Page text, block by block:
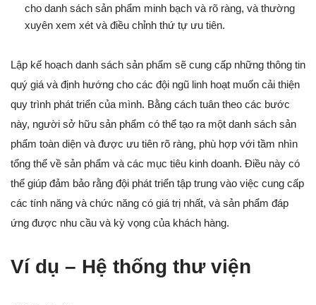
cho danh sách sản phẩm minh bạch và rõ ràng, và thường
xuyên xem xét và điều chỉnh thứ tự ưu tiên.
Lập kế hoạch danh sách sản phẩm sẽ cung cấp những thông tin
quý giá và định hướng cho các đội ngũ linh hoạt muốn cải thiện
quy trình phát triển của mình. Bằng cách tuân theo các bước
này, người sở hữu sản phẩm có thể tạo ra một danh sách sản
phẩm toàn diện và được ưu tiên rõ ràng, phù hợp với tầm nhìn
tổng thể về sản phẩm và các mục tiêu kinh doanh. Điều này có
thể giúp đảm bảo rằng đội phát triển tập trung vào việc cung cấp
các tính năng và chức năng có giá trị nhất, và sản phẩm đáp
ứng được nhu cầu và kỳ vọng của khách hàng.
Ví dụ – Hệ thống thư viện